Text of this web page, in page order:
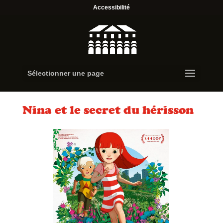
Accessibilité
Sélectionner une page
Nina et le secret du hérisson